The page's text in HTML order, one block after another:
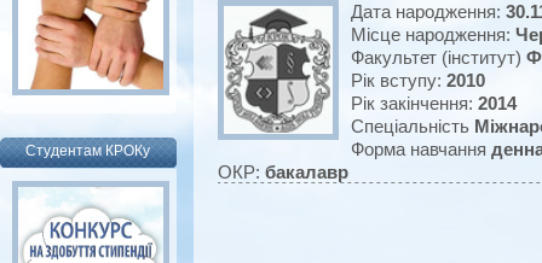
Студентам КРОКу
Дата народження:
Місце народження:
Факультет (інститут)
Рік вступу: 2010
Рік закінчення: 2014
Спеціальність
Форма навчання
ОКР: бакалавр